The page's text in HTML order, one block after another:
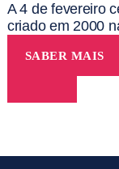
A 4 de fevereiro
criado em 2000
SABER MAIS